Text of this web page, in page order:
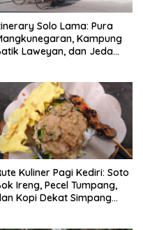
Solo Lama: Pura
Kampung
Laweyan, dan Jeda
Kuliner Pagi Kediri: Soto
Ireng, Pecel Tumpang,
Kopi Dekat Simpang